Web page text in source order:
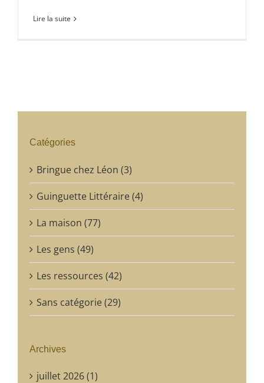
Lire la suite
Catégories
Bringue chez Léon (3)
Guinguette Littéraire (4)
La maison (77)
Les gens (49)
Les ressources (42)
Sans catégorie (29)
Archives
juillet 2026 (1)